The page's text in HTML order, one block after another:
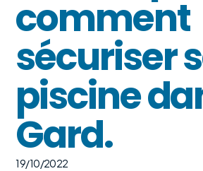
comment
sécuriser
piscine
Gard.
19/10/2022